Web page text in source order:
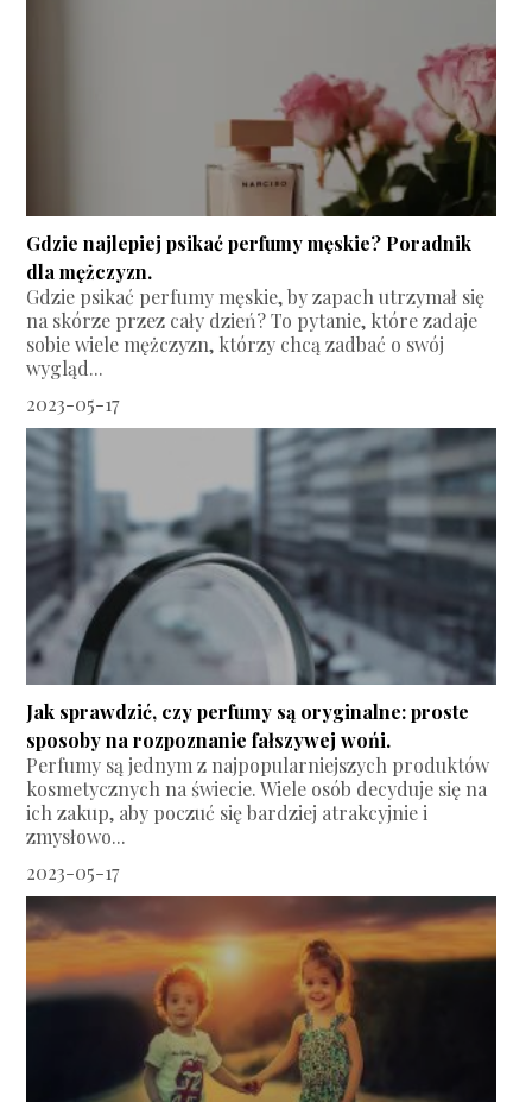
Gdzie najlepiej psikać perfumy męskie? Poradnik
dla mężczyzn.
Gdzie psikać perfumy męskie, by zapach utrzymał się
na skórze przez cały dzień? To pytanie, które zadaje
sobie wiele mężczyzn, którzy chcą zadbać o swój
wygląd...
2023-05-17
Jak sprawdzić, czy perfumy są oryginalne: proste
sposoby na rozpoznanie fałszywej wońi.
Perfumy są jednym z najpopularniejszych produktów
kosmetycznych na świecie. Wiele osób decyduje się na
ich zakup, aby poczuć się bardziej atrakcyjnie i
zmysłowo...
2023-05-17